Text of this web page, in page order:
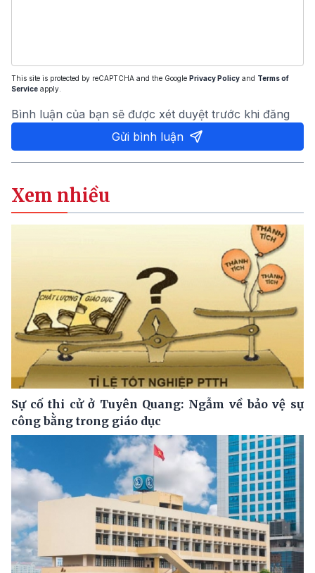
This site is protected by reCAPTCHA and the Google Privacy Policy and Terms of
Service apply.
Bình luận của bạn sẽ được xét duyệt trước khi đăng
Gửi bình luận
Xem nhiều
Sự cố thi cử ở Tuyên Quang: Ngẫm về bảo vệ sự
công bằng trong giáo dục